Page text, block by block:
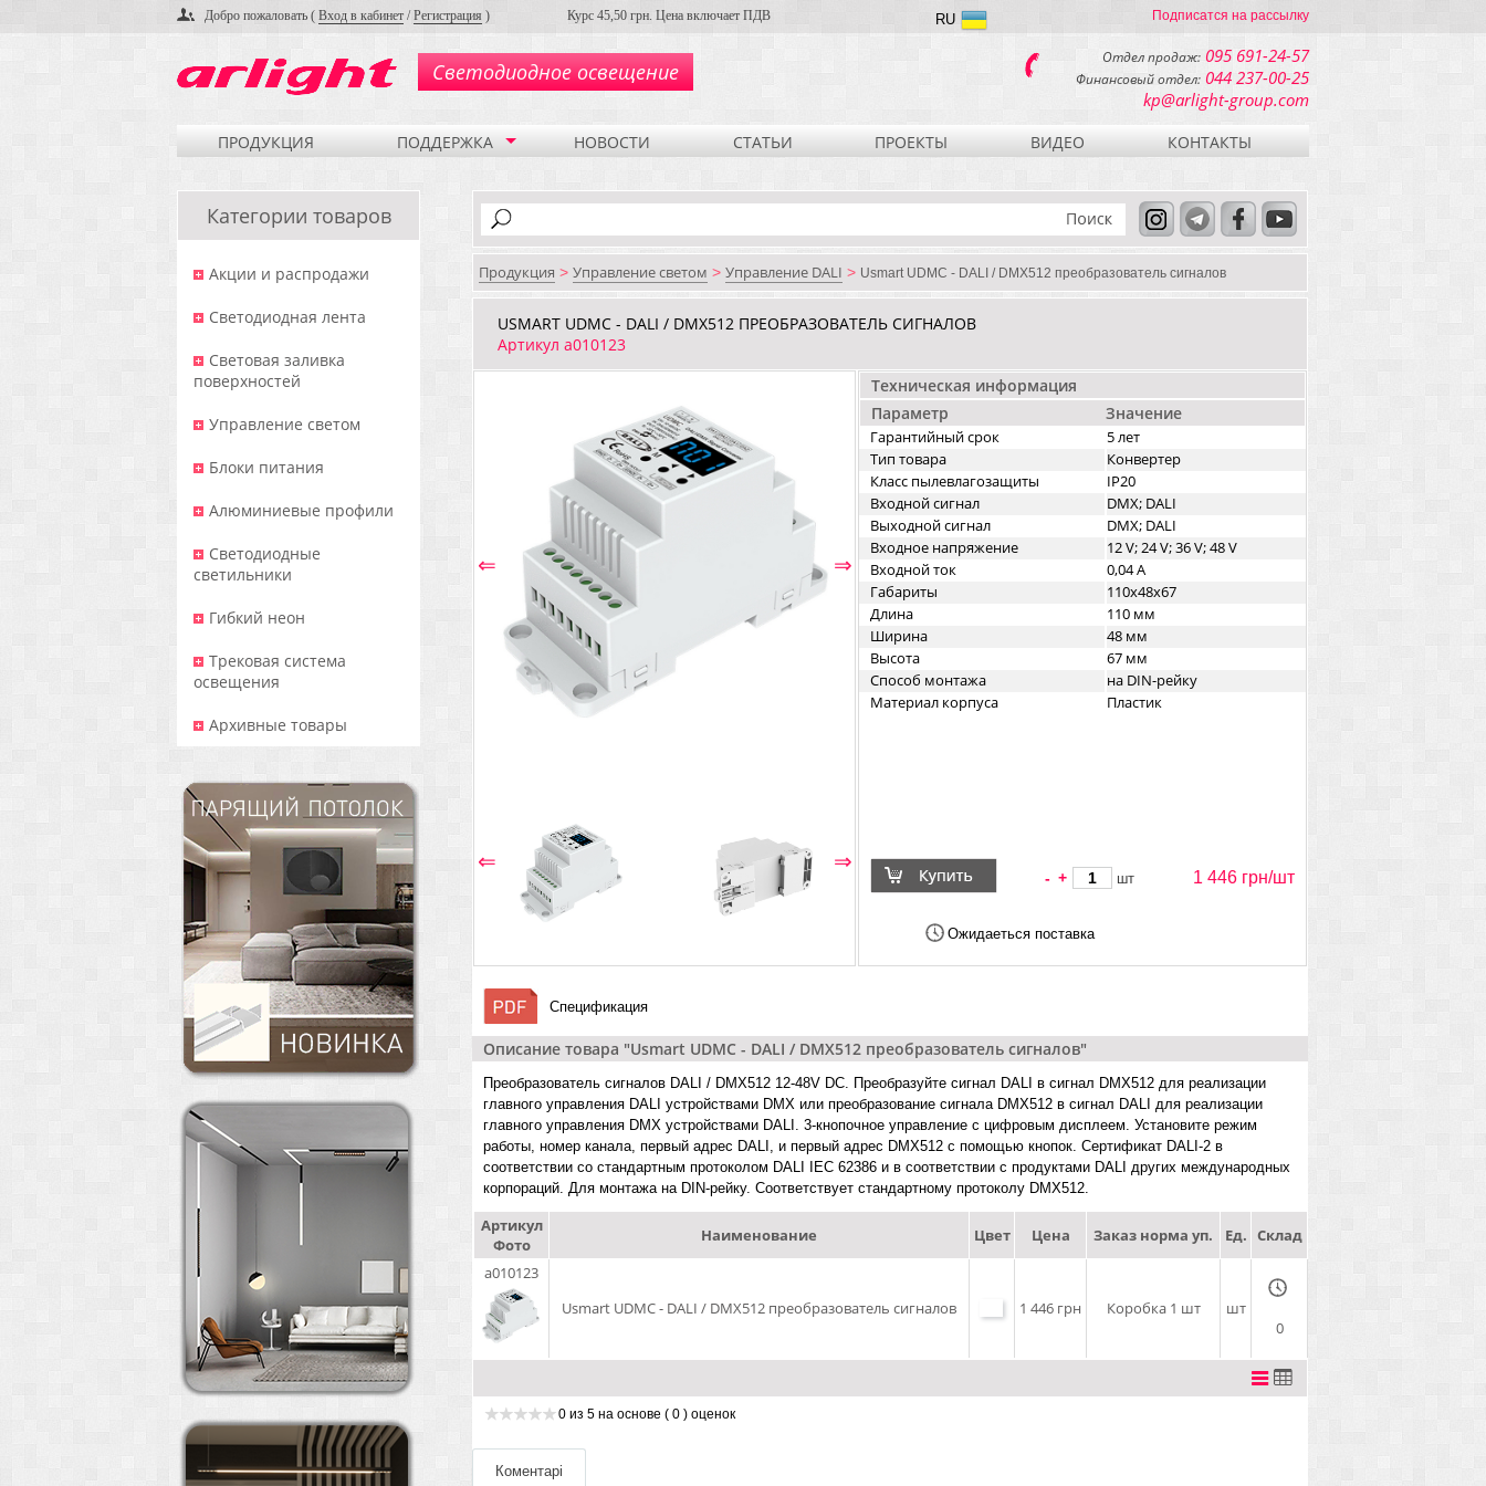
Добро пожаловать ( Вход в кабинет /Регистрация ) Курс 45,50 грн. Цена включает ПДВ Подписатся на рассылку
RU
Светодиодное освещение
Отдел продаж: 095 691-24-57
Финансовый отдел: 044 237-00-25
kp@arlight-group.com
ПРОДУКЦИЯ ПОДДЕРЖКА НОВОСТИ СТАТЬИ ПРОЕКТЫ ВИДЕО КОНТАКТЫ
Категории товаров
Акции и распродажи
Светодиодная лента
Световая заливка
поверхностей
Управление светом
Блоки питания
Алюминиевые профили
Светодиодные
светильники
Гибкий неон
Трековая система
освещения
Архивные товары
Продукция > Управление светом > Управление DALI > Usmart UDMC - DALI / DMX512 преобразователь сигналов
USMART UDMC - DALI / DMX512 ПРЕОБРАЗОВАТЕЛЬ СИГНАЛОВ
Артикул a010123
⇐ ⇒
⇐ ⇒
Техническая информация
Параметр
Значение
Гарантийный срок
5 лет
Тип товара
Конвертер
Класс пылевлагозащиты
IP20
Входной сигнал
DMX; DALI
Выходной сигнал
DMX; DALI
Входное напряжение
12 V; 24 V; 36 V; 48 V
Входной ток
0,04 A
Габариты
110х48x67
Длина
110 мм
Ширина
48 мм
Высота
67 мм
Способ монтажа
на DIN-рейку
Материал корпуса
Пластик
- + шт 1 446 грн/шт
Ожидаеться поставка
Спецификация
Описание товара "Usmart UDMC - DALI / DMX512 преобразователь сигналов"
Преобразователь сигналов DALI / DMX512 12-48V DC. Преобразуйте сигнал DALI в сигнал DMX512 для реализации
главного управления DALI устройствами DMX или преобразование сигнала DMX512 в сигнал DALI для реализации
главного управления DMX устройствами DALI. 3-кнопочное управление с цифровым дисплеем. Установите режим
работы, номер канала, первый адрес DALI, и первый адрес DMX512 с помощью кнопок. Сертификат DALI-2 в
соответствии со стандартным протоколом DALI IEC 62386 и в соответствии с продуктами DALI других международных
корпораций. Для монтажа на DIN-рейку. Соответствует стандартному протоколу DMX512.
Артикул
Фото
Наименование Цвет Цена Заказ норма уп. Ед. Склад
a010123
Usmart UDMC - DALI / DMX512 преобразователь сигналов
1 446 грн Коробка 1 шт
шт
0
0 из 5 на основе ( 0 ) оценок
Коментарі